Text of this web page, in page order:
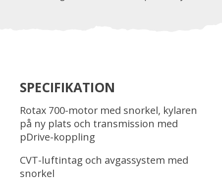
SPECIFIKATION
Rotax 700-motor med snorkel, kylaren
på ny plats och transmission med
pDrive-koppling
CVT-luftintag och avgassystem med
snorkel